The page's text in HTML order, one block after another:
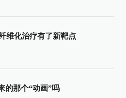
维化治疗有了新靶点
的那个“动画”吗